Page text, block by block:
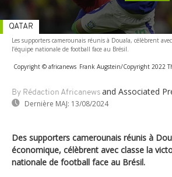
Les supporters camerounais réunis à Douala, célèbrent
l’équipe nationale de football face au Brésil.
Copyright © africanews Frank Augstein/Copyright 2022
By Rédaction Africanews and Associated
Dernière MAJ: 13/08/2024
QATAR
Des supporters camerounais réunis à
économique, célèbrent avec classe la
nationale de football face au Brésil.